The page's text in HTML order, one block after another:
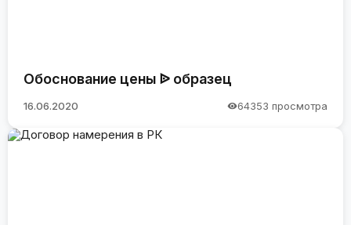
Обоснование цены ᐉ образец
16.06.2020 64353 просмотра